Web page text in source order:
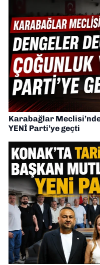
Karabağlar
YENİ Parti’ye geçti